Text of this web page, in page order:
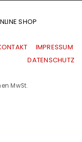
SHOP
IMPRESSUM
|DATENSCHUTZ
MwSt.